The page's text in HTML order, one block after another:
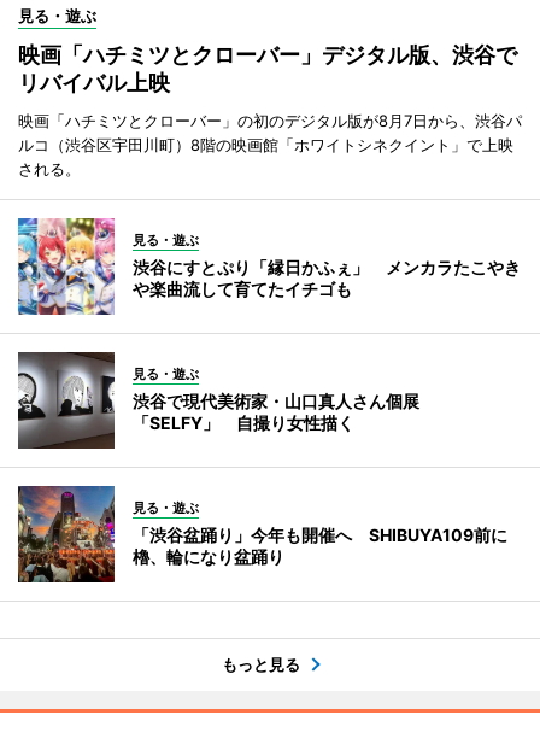
見る・遊ぶ
映画「ハチミツとクローバー」デジタル版、渋谷で
リバイバル上映
映画「ハチミツとクローバー」の初のデジタル版が8月7日から、渋谷パ
ルコ（渋谷区宇田川町）8階の映画館「ホワイトシネクイント」で上映
される。
見る・遊ぶ
渋谷にすとぷり「縁日かふぇ」 メンカラたこやき
や楽曲流して育てたイチゴも
見る・遊ぶ
渋谷で現代美術家・山口真人さん個展
「SELFY」 自撮り女性描く
見る・遊ぶ
「渋谷盆踊り」今年も開催へ SHIBUYA109前に
櫓、輪になり盆踊り
もっと見る